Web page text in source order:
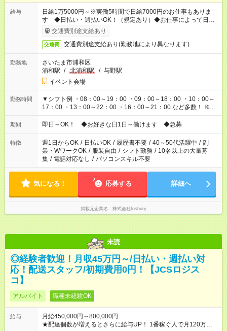
給与
日給1万5000円～※実働5時間で日給7000円のお仕事もありま
す ◆日払い・週払いOK！（規定あり）◆お仕事によって日給も
異なります
交通費別途支給あり
交通費 交通費別途支給あり(勤務地により異なります)
勤務地
さいたま市浦和区
浦和駅 / 北浦和駅 / 与野駅
イベント会場
勤務時間
▼シフト例 ・08：00～19：00 ・09：00～18：00 ・10：00～
17：00 ・13：00～22：00 ・16：00～21：00 など多数！ ※お
仕事により勤務時間が異なります
期間 即日～OK！ ◆お好きな日1日～働けます ◆急募
特徴 週1日からOK / 日払いOK / 履歴書不要 / 40～50代活躍中 / 副
業・WワークOK / 服装自由 / シフト勤務 / 10名以上の大量募
集 / 電話対応なし / パソコンスキル不要
気になる！ 応募する 詳細へ
掲載元企業名 株式会社fosbury
未読
◎経験者歓迎！月収45万円～/日払い・週払い対
応！配送スタッフ/初期費用0円！【JCSロジス
コ】
アルバイト 職種未経験OK
給与
月給450,000円～800,000円
★配達個数が増えるとさらに給与UP！ 1番稼ぐ人で月120万ほ